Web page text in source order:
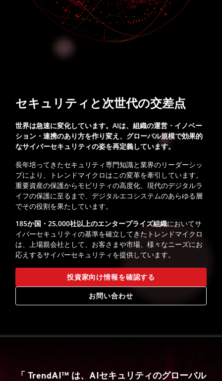
セキュリティと次世代の交差点
世界は急速に変化しています。AIは、組織の運営・イノベー
ション・連携のあり方を作り変え、グローバル規模で効果的
なサイバーセキュリティの姿を再定義しています。
長年培ってきたセキュリティ専門知識と業界のリーダーシッ
プにより、トレンドマイクロはこの変革を牽引しています。
重要資産の保護からモビリティの高度化、現代のデジタルラ
イフの保護に至るまで、デジタルエコシステムのあらゆる層
でその役割を果たしています。
185か国・25,000社以上のエンタープライズ組織においてサ
イバーセキュリティの基準を確立してきたトレンドマイクロ
は、上場親会社として、お客さまや市場、様々なニーズにお
応えするサイバーセキュリティを提供しています。
投資家向け情報を確認する
お問い合わせ
「 TrendAI™ は、AIセキュリティのグローバル